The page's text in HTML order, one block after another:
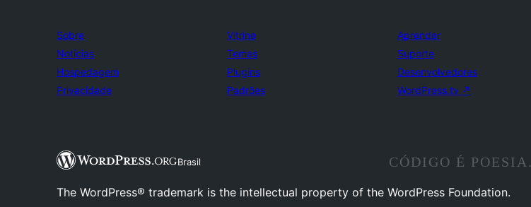
Sobre
Notícias
Hospedagem
Privacidade
Vitrine
Temas
Plugins
Padrões
Aprender
Suporte
Desenvolvedores
WordPress.tv ↗
Brasil CÓDIGO É POESIA.
The WordPress® trademark is the intellectual property of the WordPress Foundation.